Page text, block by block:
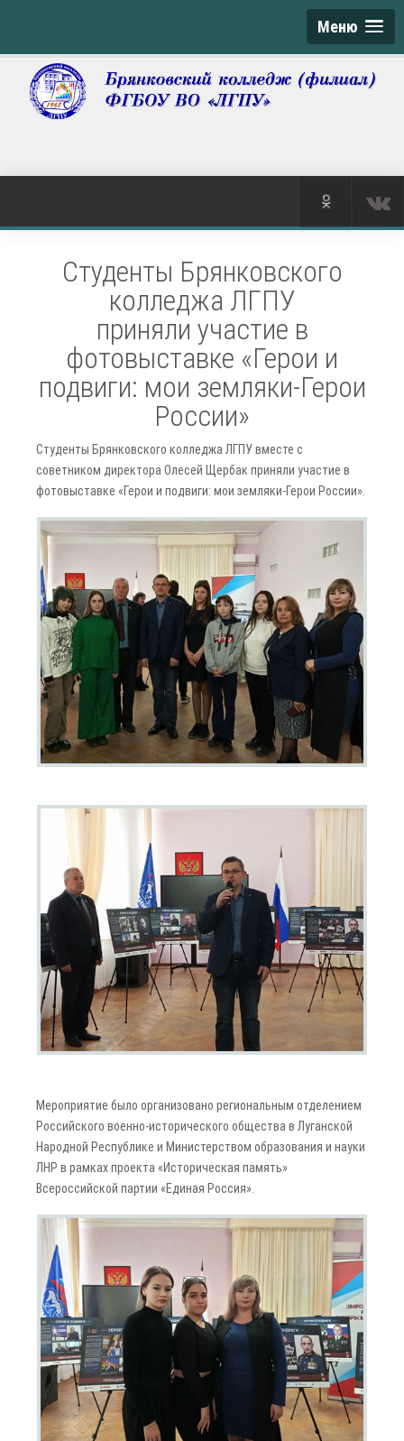
Меню
Студенты Брянковского
колледжа ЛГПУ
приняли участие в
фотовыставке «Герои и
подвиги: мои земляки-Герои
России»
Студенты Брянковского колледжа ЛГПУ вместе с
советником директора Олесей Щербак приняли участие в
фотовыставке «Герои и подвиги: мои земляки-Герои России».
Мероприятие было организовано региональным отделением
Российского военно-исторического общества в Луганской
Народной Республике и Министерством образования и науки
ЛНР в рамках проекта «Историческая память»
Всероссийской партии «Единая Россия».